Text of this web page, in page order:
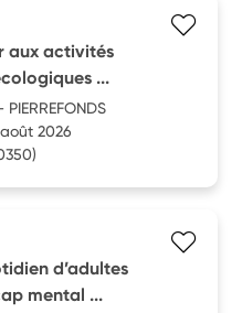
aux activités
...
PIERREFONDS
2026
d’adultes
mental ...